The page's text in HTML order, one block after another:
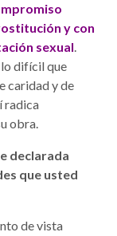
y con
sexual.
difícil que
caridad y de
radica
obra.
declarada
que usted
de vista